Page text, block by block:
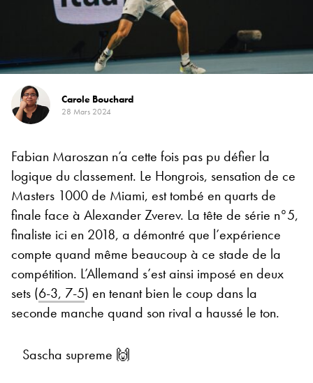
Carole Bouchard
28 Mars 2024
Fabian Maroszan n’a cette fois pas pu défier la
logique du classement. Le Hongrois, sensation de ce
Masters 1000 de Miami, est tombé en quarts de
finale face à Alexander Zverev. La tête de série n°5,
finaliste ici en 2018, a démontré que l’expérience
compte quand même beaucoup à ce stade de la
compétition. L’Allemand s’est ainsi imposé en deux
sets (6-3, 7-5) en tenant bien le coup dans la
seconde manche quand son rival a haussé le ton.
Sascha supreme 🙌